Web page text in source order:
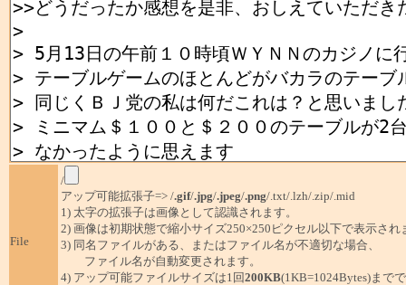
File
/
アップ可能拡張子=> /.gif/.jpg/.jpeg/.png/.txt/.lzh/.zip/.mid
1) 太字の拡張子は画像として認識されます。
2) 画像は初期状態で縮小サイズ250×250ピクセル以下で表示され
3) 同名ファイルがある、またはファイル名が不適切な場合、
ファイル名が自動変更されます。
4) アップ可能ファイルサイズは1回200KB(1KB=1024Bytes)まで